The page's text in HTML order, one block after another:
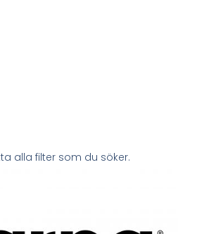
alla filter som du söker.